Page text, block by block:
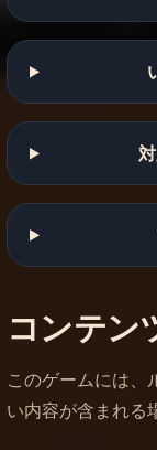
コンテン
このゲームには、
い内容が含まれる